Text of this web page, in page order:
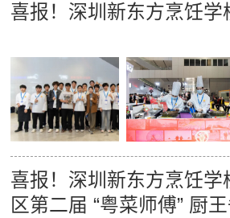
喜报！深圳新东方烹饪学
喜报！深圳新东方烹饪学
区第二届 “粤菜师傅” 厨